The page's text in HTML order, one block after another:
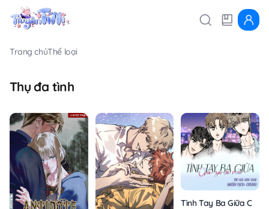
Trang chủThể loại
Thụ đa tình
Tình Tay Ba Giữa Chó,